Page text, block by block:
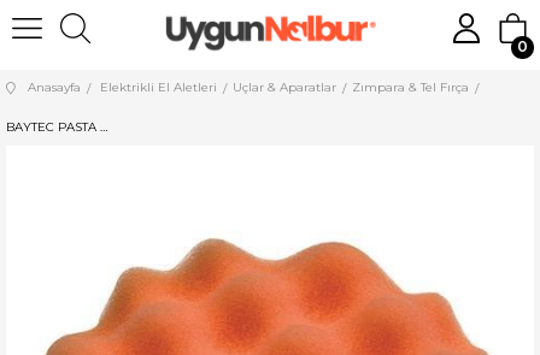
0
Anasayfa Elektrikli El Aletleri Uçlar & Aparatlar Zımpara & Tel Fırça
BAYTEC PASTA POLİSAJ SÜNGERİ YUMURTA CIRTLI MK0225-10